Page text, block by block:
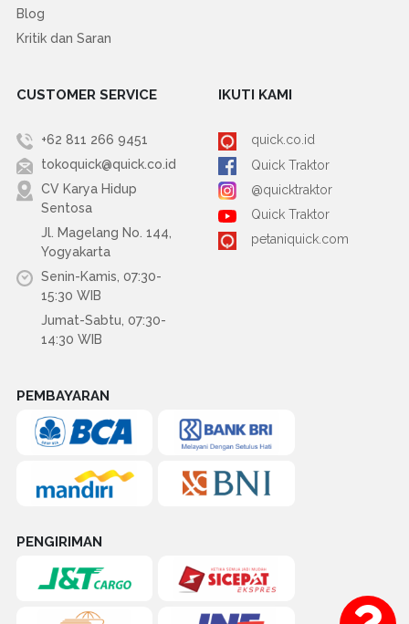
Blog
Kritik dan Saran
CUSTOMER SERVICE
+62 811 266 9451
tokoquick@quick.co.id
CV Karya Hidup
Sentosa
Jl. Magelang No. 144,
Yogyakarta
Senin-Kamis, 07:30-
15:30 WIB
Jumat-Sabtu, 07:30-
14:30 WIB
IKUTI KAMI
quick.co.id
Quick Traktor
@quicktraktor
Quick Traktor
petaniquick.com
PEMBAYARAN
PENGIRIMAN